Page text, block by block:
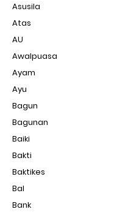
Asusila
Atas
AU
Awalpuasa
Ayam
Ayu
Bagun
Bagunan
Baiki
Bakti
Baktikes
Bal
Bank